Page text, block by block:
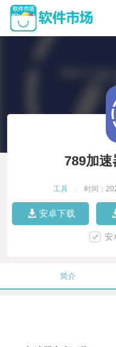
789加
工具 时间：
安卓下载
安
简介